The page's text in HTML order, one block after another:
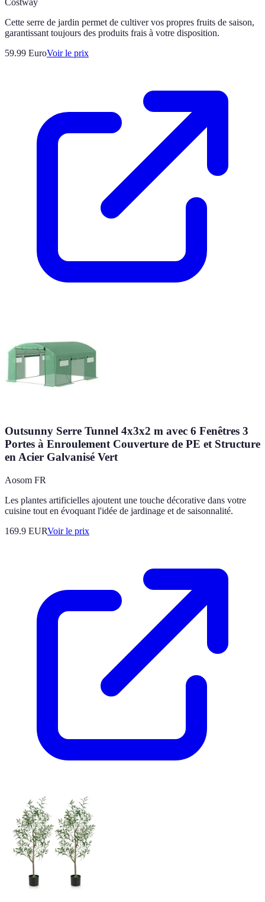
Cette serre de jardin permet de cultiver vos propres fruits de saison,
garantissant toujours des produits frais à votre disposition.
59.99 EuroVoir le prix
Outsunny Serre Tunnel 4x3x2 m avec 6 Fenêtres 3
Portes à Enroulement Couverture de PE et Structure
en Acier Galvanisé Vert
Aosom FR
Les plantes artificielles ajoutent une touche décorative dans votre
cuisine tout en évoquant l'idée de jardinage et de saisonnalité.
169.9 EURVoir le prix